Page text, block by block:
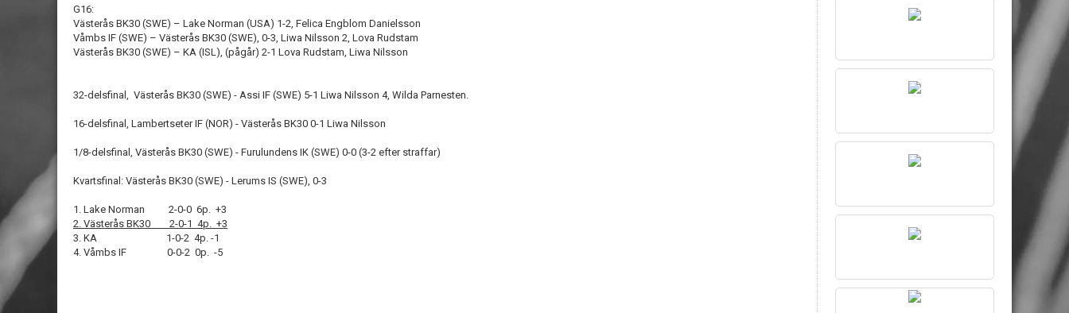
G16:
Västerås BK30 (SWE) – Lake Norman (USA) 1-2, Felica Engblom Danielsson
Våmbs IF (SWE) – Västerås BK30 (SWE), 0-3, Liwa Nilsson 2, Lova Rudstam
Västerås BK30 (SWE) – KA (ISL), (pågår) 2-1 Lova Rudstam, Liwa Nilsson
32-delsfinal, Västerås BK30 (SWE) - Assi IF (SWE) 5-1 Liwa Nilsson 4, Wilda Parnesten.
16-delsfinal, Lambertseter IF (NOR) - Västerås BK30 0-1 Liwa Nilsson
1/8-delsfinal, Västerås BK30 (SWE) - Furulundens IK (SWE) 0-0 (3-2 efter straffar)
Kvartsfinal: Västerås BK30 (SWE) - Lerums IS (SWE), 0-3
1. Lake Norman 2-0-0 6p. +3
2. Västerås BK30 2-0-1 4p. +3
3. KA 1-0-2 4p. -1
4. Våmbs IF 0-0-2 0p. -5